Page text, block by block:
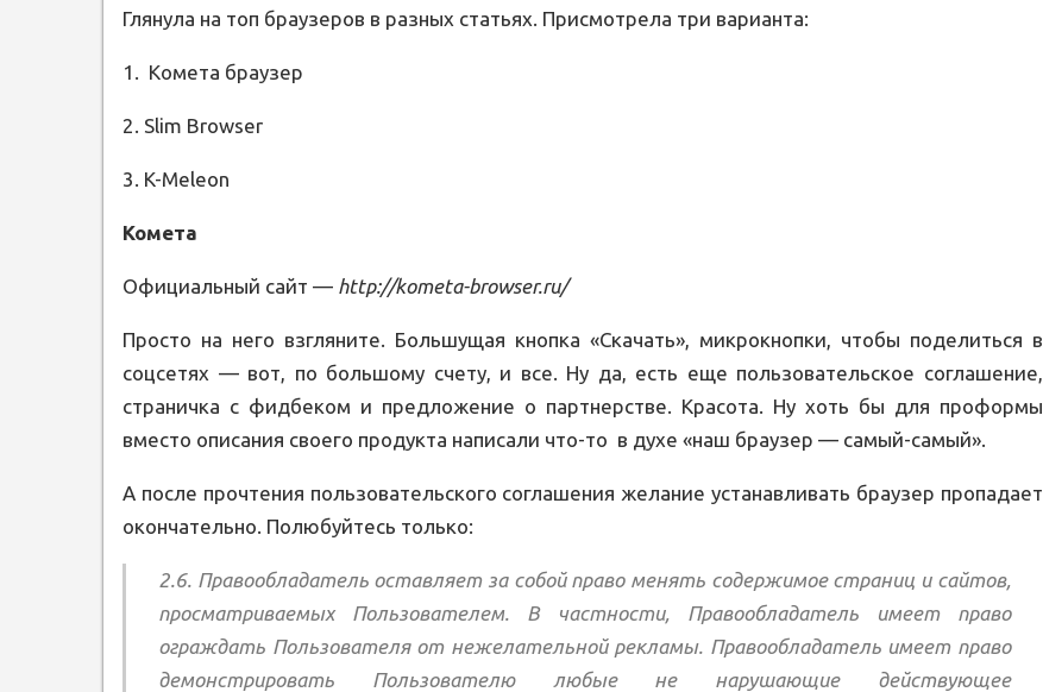
Глянула на топ браузеров в разных статьях. Присмотрела три варианта:
1. Комета браузер
2. Slim Browser
3. K-Meleon
Комета
Официальный сайт — http://kometa-browser.ru/
Просто на него взгляните. Большущая кнопка «Скачать», микрокнопки, чтобы поделиться в
соцсетях — вот, по большому счету, и все. Ну да, есть еще пользовательское соглашение,
страничка с фидбеком и предложение о партнерстве. Красота. Ну хоть бы для проформы
вместо описания своего продукта написали что-то в духе «наш браузер — самый-самый».
А после прочтения пользовательского соглашения желание устанавливать браузер пропадает
окончательно. Полюбуйтесь только:
2.6. Правообладатель оставляет за собой право менять содержимое страниц и сайтов,
просматриваемых Пользователем. В частности, Правообладатель имеет право
ограждать Пользователя от нежелательной рекламы. Правообладатель имеет право
демонстрировать Пользователю любые не нарушающие действующее